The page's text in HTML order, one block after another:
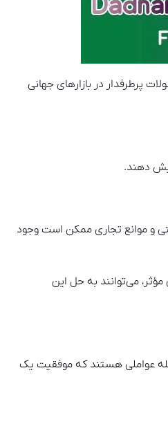
پرطرفدار در بازارهای جهانی
دهند.
و موانع تجاری ممکن است وجود
مؤثر، می‌توانند به حل این
عواملی هستند که موفقیت یک